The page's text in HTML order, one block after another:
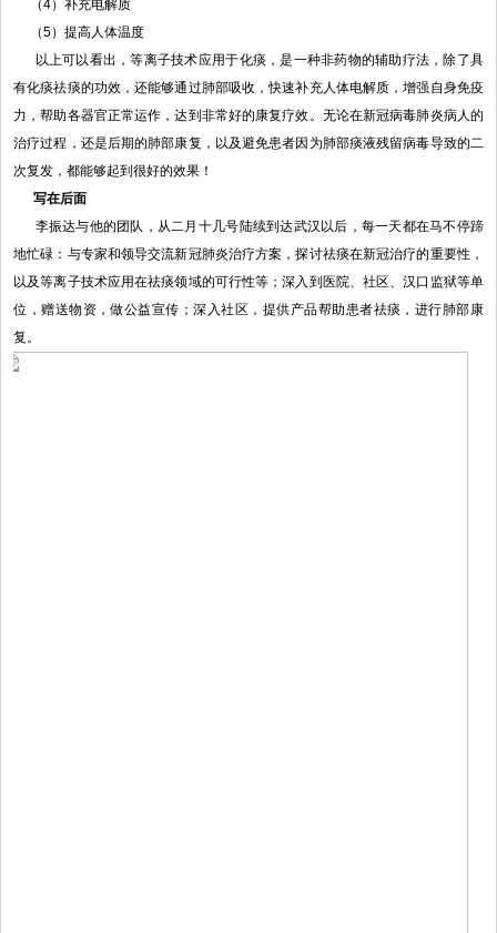
（4）补充电解质
（5）提高人体温度
以上可以看出，等离子技术应用于化痰，是一种非药物的辅助疗法，除了具
有化痰祛痰的功效，还能够通过肺部吸收，快速补充人体电解质，增强自身免疫
力，帮助各器官正常运作，达到非常好的康复疗效。无论在新冠病毒肺炎病人的
治疗过程，还是后期的肺部康复，以及避免患者因为肺部痰液残留病毒导致的二
次复发，都能够起到很好的效果！
写在后面
李振达与他的团队，从二月十几号陆续到达武汉以后，每一天都在马不停蹄
地忙碌：与专家和领导交流新冠肺炎治疗方案，探讨祛痰在新冠治疗的重要性，
以及等离子技术应用在祛痰领域的可行性等；深入到医院、社区、汉口监狱等单
位，赠送物资，做公益宣传；深入社区，提供产品帮助患者祛痰，进行肺部康
复。